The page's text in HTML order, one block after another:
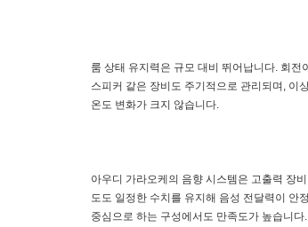
룸 상태 유지력은 규모 대비 뛰어납니다. 회전
스피커 같은 장비도 주기적으로 관리되며, 이
온도 변화가 크지 않습니다.
아우디 가라오케의 음향 시스템은 고출력 장
도도 일정한 수치를 유지해 음성 전달력이 안
중심으로 하는 구성에서도 만족도가 높습니다.